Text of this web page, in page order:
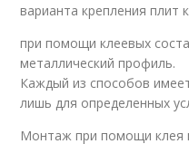
варианта крепления плит
при помощи клеевых
металлический профиль.
Каждый из способов
лишь для определенных
Монтаж при помощи клея